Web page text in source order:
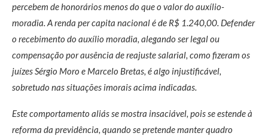
percebem de honorários menos do que o valor do auxílio-
moradia. A renda per capita nacional é de R$ 1.240,00. Defender
o recebimento do auxílio moradia, alegando ser legal ou
compensação por ausência de reajuste salarial, como fizeram os
juízes Sérgio Moro e Marcelo Bretas, é algo injustificável,
sobretudo nas situações imorais acima indicadas.
Este comportamento aliás se mostra insaciável, pois se estende à
reforma da previdência, quando se pretende manter quadro